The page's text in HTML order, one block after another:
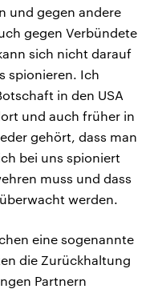
und gegen andere
gegen Verbündete
sich nicht darauf
spionieren. Ich
in den USA
und auch früher in
gehört, dass man
bei uns spioniert
muss und dass
werden.
eine sogenannte
die Zurückhaltung
Partnern